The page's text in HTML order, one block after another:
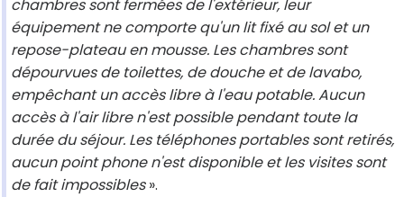
chambres sont fermées de l'extérieur, leur
équipement ne comporte qu'un lit fixé au sol et un
repose-plateau en mousse. Les chambres sont
dépourvues de toilettes, de douche et de lavabo,
empêchant un accès libre à l'eau potable. Aucun
accès à l'air libre n'est possible pendant toute la
durée du séjour. Les téléphones portables sont retirés,
aucun point phone n'est disponible et les visites sont
de fait impossibles».